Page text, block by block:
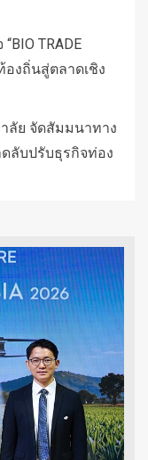
TRADE
องถิ่นสู่ตลาดเชิง
ลัย จัดสัมมนาทาง
ลับปรับธุรกิจท่อง